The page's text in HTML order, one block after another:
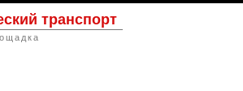
транспорт